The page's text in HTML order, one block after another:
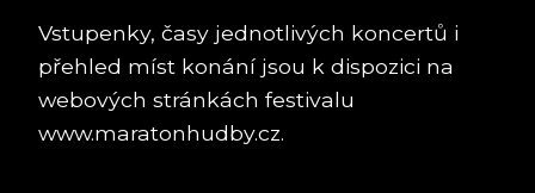
Vstupenky, časy jednotlivých koncertů i
přehled míst konání jsou k dispozici na
webových stránkách festivalu
www.maratonhudby.cz.